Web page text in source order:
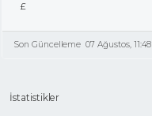
£
Son Güncelleme 07 Ağustos, 11:48
İstatistikler